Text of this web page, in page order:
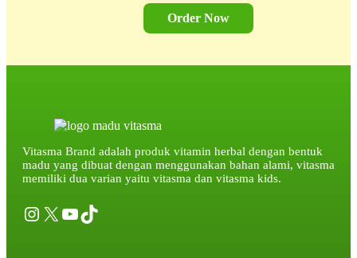
Order Now
Vitasma Brand adalah produk vitamin herbal dengan bentuk
madu yang dibuat dengan menggunakan bahan alami, vitasma
memiliki dua varian yaitu vitasma dan vitasma kids.
Instagram
X YouTube
TikTok